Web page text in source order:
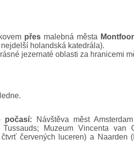
přesmalebná města
holandská katedrála).
jezernaté oblasti za hranicemi
počasí: Návštěva měst
Muzeum Vincenta van
červených luceren) a Naarden